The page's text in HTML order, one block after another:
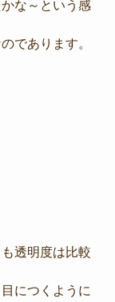
な～という感
であります。
透明度は比較
につくように